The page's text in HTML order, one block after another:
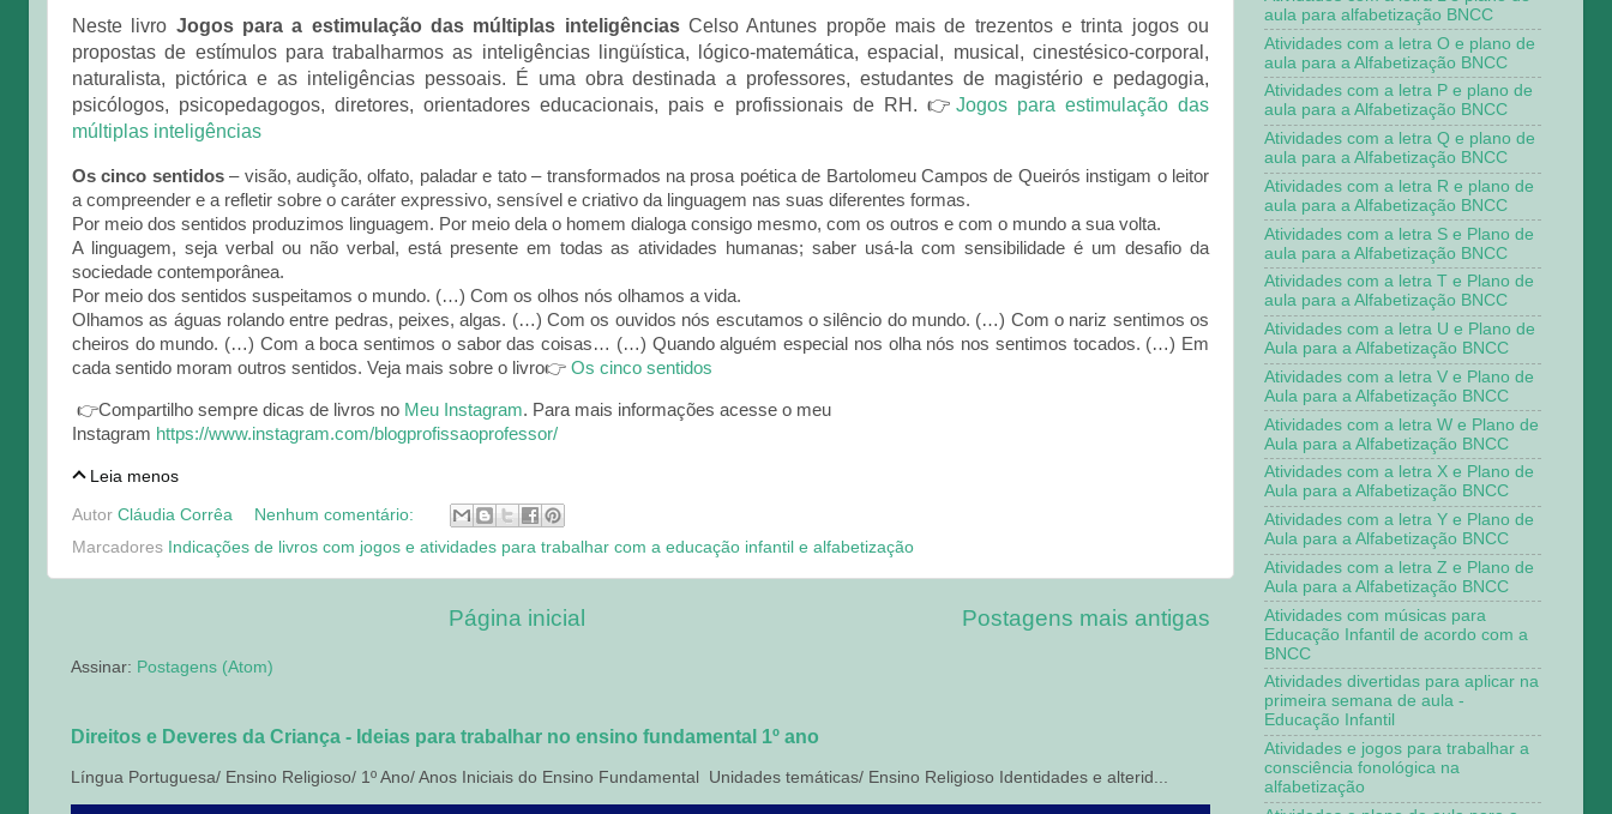
Neste livro Jogos para a estimulação das múltiplas inteligênciasCelso Antunes propõe mais de trezentos e trinta jogos ou
propostas de estímulos para trabalharmos as inteligências lingüística, lógico-matemática, espacial, musical, cinestésico-corporal,
naturalista, pictórica e as inteligências pessoais. É uma obra destinada a professores, estudantes de magistério e pedagogia,
psicólogos, psicopedagogos, diretores, orientadores educacionais, pais e profissionais de RH. 👉 Jogos para estimulação das
múltiplas inteligências
Os cinco sentidos– visão, audição, olfato, paladar e tato – transformados na prosa poética de Bartolomeu Campos de Queirós instigam o leitor
a compreender e a refletir sobre o caráter expressivo, sensível e criativo da linguagem nas suas diferentes formas.
Por meio dos sentidos produzimos linguagem. Por meio dela o homem dialoga consigo mesmo, com os outros e com o mundo a sua volta.
A linguagem, seja verbal ou não verbal, está presente em todas as atividades humanas; saber usá-la com sensibilidade é um desafio da
sociedade contemporânea.
Por meio dos sentidos suspeitamos o mundo. (…) Com os olhos nós olhamos a vida.
Olhamos as águas rolando entre pedras, peixes, algas. (…) Com os ouvidos nós escutamos o silêncio do mundo. (…) Com o nariz sentimos os
cheiros do mundo. (…) Com a boca sentimos o sabor das coisas… (…) Quando alguém especial nos olha nós nos sentimos tocados. (…) Em
cada sentido moram outros sentidos. Veja mais sobre o livro👉 Os cinco sentidos
Leia menos
👉Compartilho sempre dicas de livros no Meu Instagram. Para mais informações acesse o meu
Instagram https://www.instagram.com/blogprofissaoprofessor/
Autor Cláudia Corrêa
Nenhum comentário:
Marcadores Indicações de livros com jogos e atividades para trabalhar com a educação infantil e alfabetização
Postagens mais antigas
Página inicial
Assinar: Postagens (Atom)
Direitos e Deveres da Criança - Ideias para trabalhar no ensino fundamental 1º ano
Língua Portuguesa/ Ensino Religioso/ 1º Ano/ Anos Iniciais do Ensino Fundamental Unidades temáticas/ Ensino Religioso Identidades e alterid...
aula para alfabetização BNCC
Atividades com a letra O e plano de
aula para a Alfabetização BNCC
Atividades com a letra P e plano de
aula para a Alfabetização BNCC
Atividades com a letra Q e plano de
aula para a Alfabetização BNCC
Atividades com a letra R e plano de
aula para a Alfabetização BNCC
Atividades com a letra S e Plano de
aula para a Alfabetização BNCC
Atividades com a letra T e Plano de
aula para a Alfabetização BNCC
Atividades com a letra U e Plano de
Aula para a Alfabetização BNCC
Atividades com a letra V e Plano de
Aula para a Alfabetização BNCC
Atividades com a letra W e Plano de
Aula para a Alfabetização BNCC
Atividades com a letra X e Plano de
Aula para a Alfabetização BNCC
Atividades com a letra Y e Plano de
Aula para a Alfabetização BNCC
Atividades com a letra Z e Plano de
Aula para a Alfabetização BNCC
Atividades com músicas para
Educação Infantil de acordo com a
BNCC
Atividades divertidas para aplicar na
primeira semana de aula -
Educação Infantil
Atividades e jogos para trabalhar a
consciência fonológica na
alfabetização